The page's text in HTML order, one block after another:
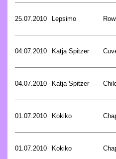
25.07.2010 Lepsimo
04.07.2010 Katja Spitzer
04.07.2010 Katja Spitzer
01.07.2010 Kokiko
01.07.2010 Kokiko